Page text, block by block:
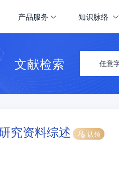
产品服务 知识脉络
文献检索 任意
究资料综述 认领